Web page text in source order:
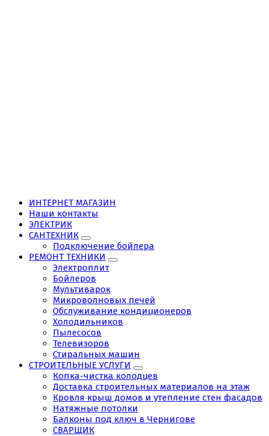
ИНТЕРНЕТ МАГАЗИН
Наши контакты
ЭЛЕКТРИК
САНТЕХНИК
Подключение бойлера
РЕМОНТ ТЕХНИКИ
Электроплит
Бойлеров
Мультиварок
Микроволновых печей
Обслуживание кондиционеров
Холодильников
Пылесосов
Телевизоров
Стиральных машин
СТРОИТЕЛЬНЫЕ УСЛУГИ
Копка-чистка колодцев
Доставка строительных материалов на этаж
Кровля крыш домов и утепление стен фасадов
Натяжные потолки
Балконы под ключ в Чернигове
СВАРЩИК